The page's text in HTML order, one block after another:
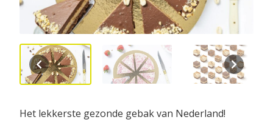
Het lekkerste gezonde gebak van Nederland!